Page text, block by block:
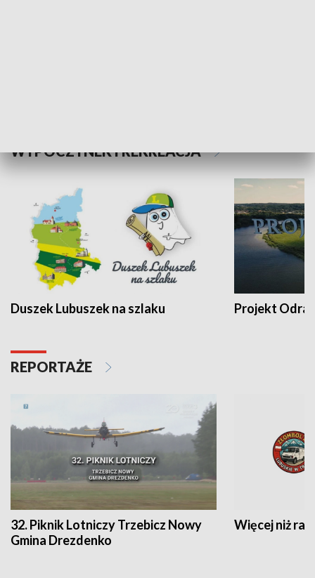
WYPOCZYNEK I REKREACJA
Duszek Lubuszek na szlaku Projekt Odra
REPORTAŻE
32. Piknik Lotniczy Trzebicz Nowy
Gmina Drezdenko
Więcej niż rajd